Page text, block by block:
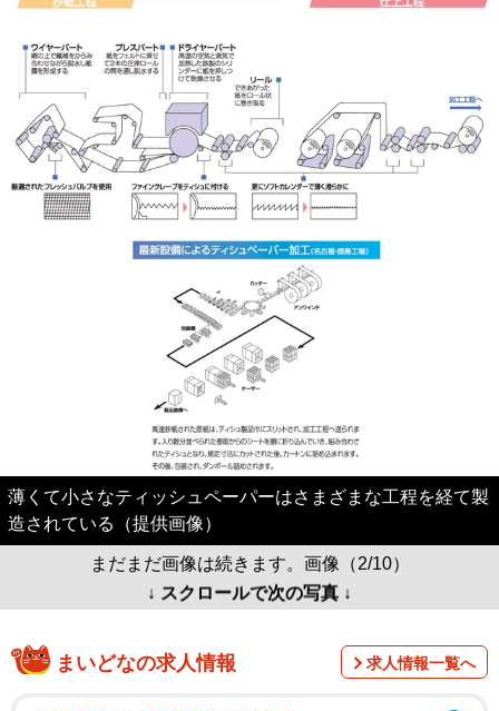
薄くて小さなティッシュペーパーはさまざまな工程を経て製
造されている（提供画像）
まだまだ画像は続きます。画像（2/10）
↓ スクロールで次の写真 ↓
まいどなの求人情報 求人情報一覧へ